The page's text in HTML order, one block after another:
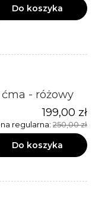
Do koszyka
- różowy
199,00 zł
regularna: 250,00 zł
Do koszyka